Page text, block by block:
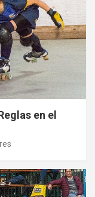
en el